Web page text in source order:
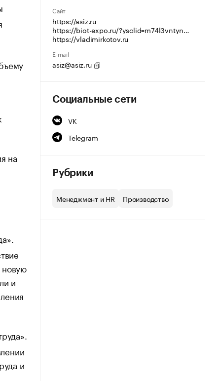
на
и
и
Сайт
https://asiz.ru
https://biot-expo.ru/?ysclid=m74l3vntyn933002223
https://vladimirkotov.ru
E-mail
asiz@asiz.ru
Социальные сети
VK
Telegram
Рубрики
Менеджмент и HR Производство